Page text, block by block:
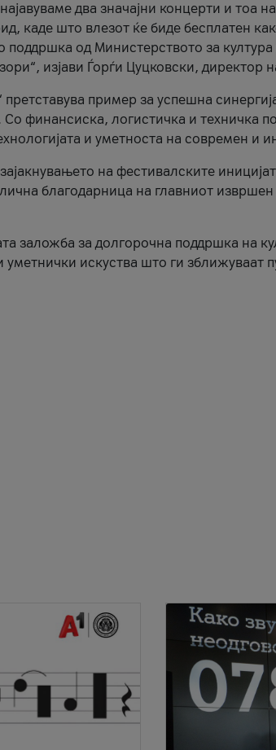
два значајни концерти и тоа
каде што влезот ќе биде бесплатен
од Министерството за култура
изјави Ѓорѓи Цуцковски, директор
пример за успешна
финансиска, логистичка и техничка
и уметноста на современ и
на фестивалските
благодарница на главниот извршен
заложба за долгорочна поддршка на
искуства што ги зближуваат